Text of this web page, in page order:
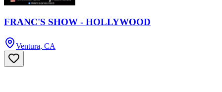
FRANC'S SHOW - HOLLYWOOD
Ventura, CA